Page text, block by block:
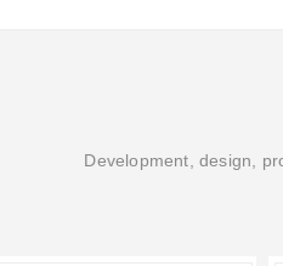
Development, design,